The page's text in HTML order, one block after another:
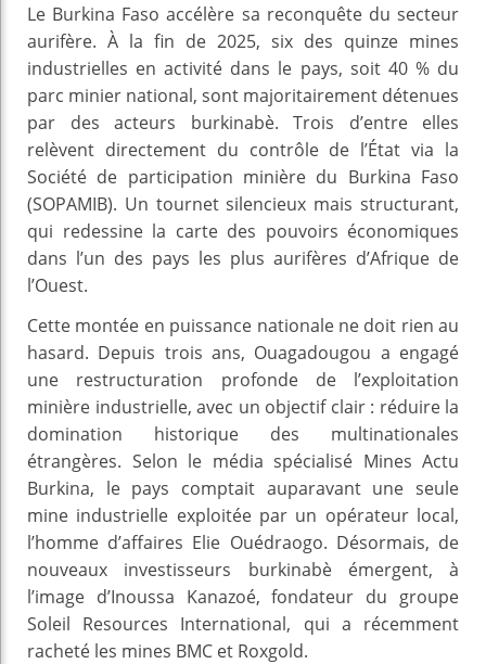
Le Burkina Faso accélère sa reconquête du secteur
aurifère. À la fin de 2025, six des quinze mines
industrielles en activité dans le pays, soit 40 % du
parc minier national, sont majoritairement détenues
par des acteurs burkinabè. Trois d’entre elles
relèvent directement du contrôle de l’État via la
Société de participation minière du Burkina Faso
(SOPAMIB). Un tournet silencieux mais structurant,
qui redessine la carte des pouvoirs économiques
dans l’un des pays les plus aurifères d’Afrique de
l’Ouest.
Cette montée en puissance nationale ne doit rien au
hasard. Depuis trois ans, Ouagadougou a engagé
une restructuration profonde de l’exploitation
minière industrielle, avec un objectif clair : réduire la
domination historique des multinationales
étrangères. Selon le média spécialisé Mines Actu
Burkina, le pays comptait auparavant une seule
mine industrielle exploitée par un opérateur local,
l’homme d’affaires Elie Ouédraogo. Désormais, de
nouveaux investisseurs burkinabè émergent, à
l’image d’Inoussa Kanazoé, fondateur du groupe
Soleil Resources International, qui a récemment
racheté les mines BMC et Roxgold.